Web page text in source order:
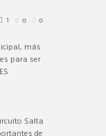
1 0 0
más
para ser
Salta